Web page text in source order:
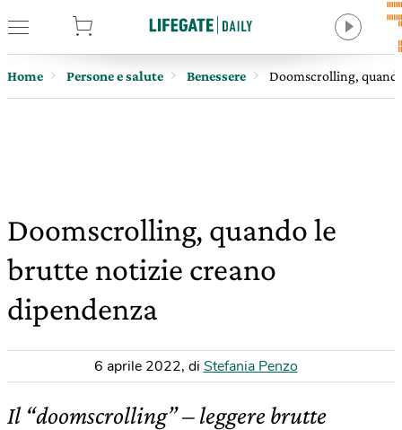
Home Persone e salute Benessere Doomscrolling,
Doomscrolling, quando le
brutte notizie creano
dipendenza
6 aprile 2022, di Stefania Penzo
Il “doomscrolling” – leggere brutte